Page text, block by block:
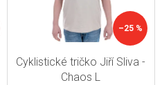
–25 %
Cyklistické tričko Jiří Sliva -
Chaos L